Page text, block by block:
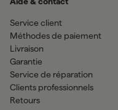
Service client
Méthodes de paiement
Livraison
Garantie
Service de réparation
Clients professionnels
Retours